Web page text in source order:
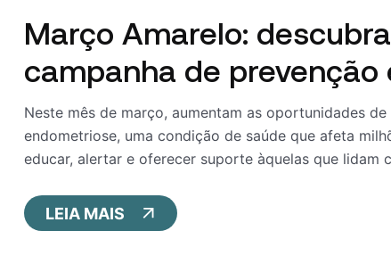
Março Amarelo:
campanha de
Neste mês de março, aumentam as oportunidades
endometriose, uma condição de saúde que afeta
educar, alertar e oferecer suporte àquelas que lidam
LEIA MAIS